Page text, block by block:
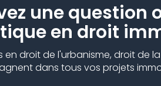
une question
en droit
droit de l'urbanisme, droit de
dans tous vos projets